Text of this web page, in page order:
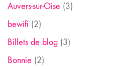
Auvers-sur-Oise (3)
bewifi (2)
Billets de blog (3)
Bonnie (2)